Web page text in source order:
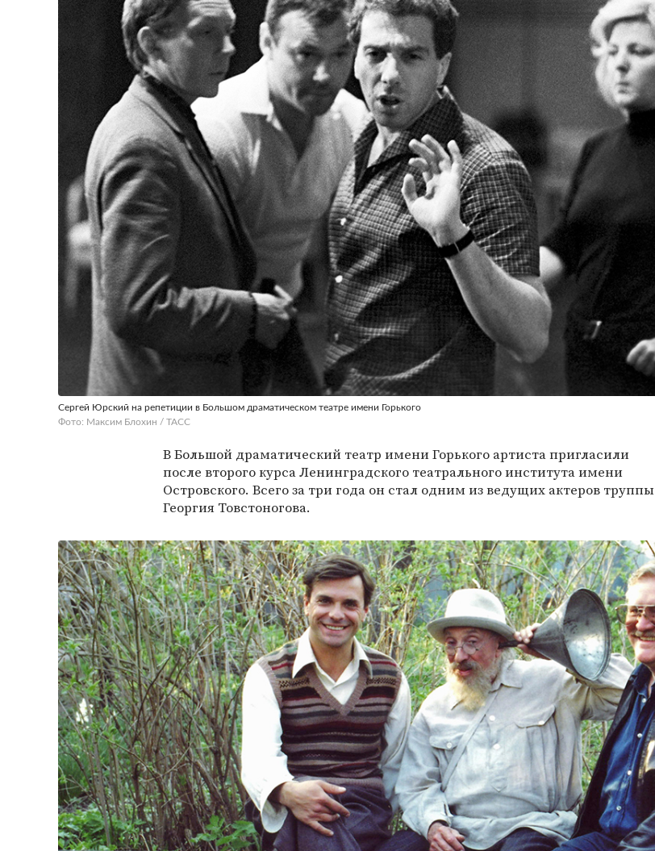
Сергей Юрский на репетиции в Большом драматическом театре имени Горького
Фото: Максим Блохин / ТАСС
В Большой драматический театр имени Горького артиста пригласили
после второго курса Ленинградского театрального института имени
Островского. Всего за три года он стал одним из ведущих актеров труппы
Георгия Товстоногова.